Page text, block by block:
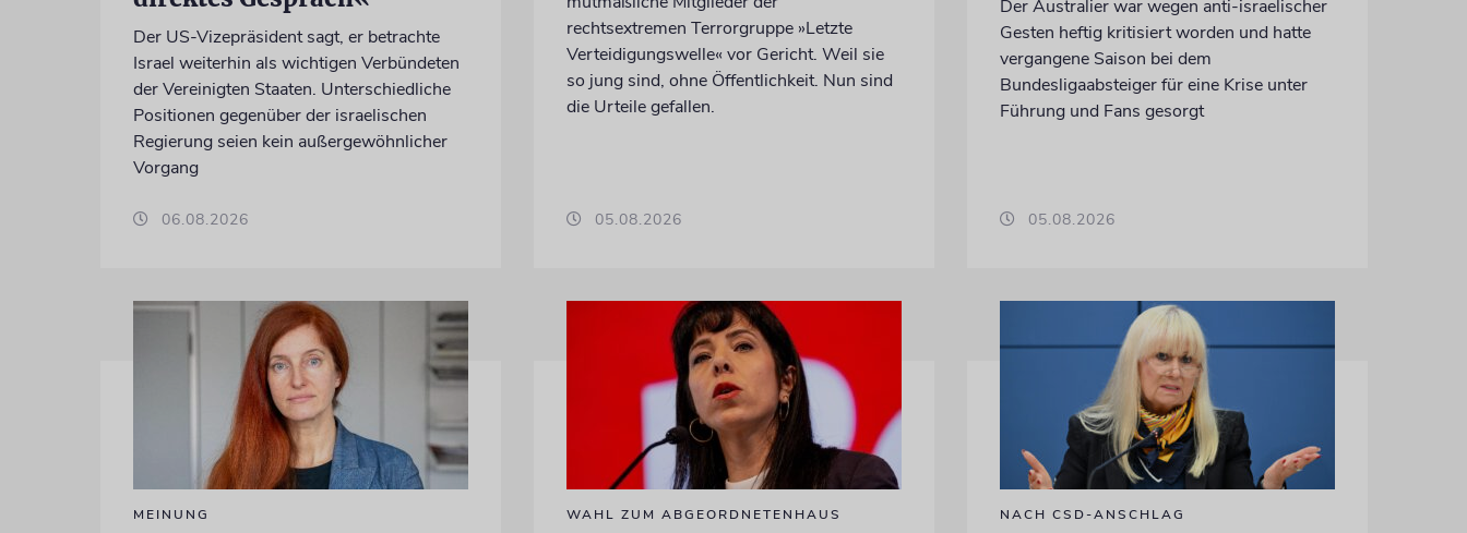
Der US-Vizepräsident sagt, er betrachte
Israel weiterhin als wichtigen Verbündeten
der Vereinigten Staaten. Unterschiedliche
Positionen gegenüber der israelischen
Regierung seien kein außergewöhnlicher
Vorgang
06.08.2026
rechtsextremen Terrorgruppe »Letzte
Verteidigungswelle« vor Gericht. Weil sie
so jung sind, ohne Öffentlichkeit. Nun sind
die Urteile gefallen.
05.08.2026
Der Australier war wegen anti-israelischer
Gesten heftig kritisiert worden und hatte
vergangene Saison bei dem
Bundesligaabsteiger für eine Krise unter
Führung und Fans gesorgt
05.08.2026
MEINUNG WAHL ZUM ABGEORDNETENHAUS NACH CSD-ANSCHLAG